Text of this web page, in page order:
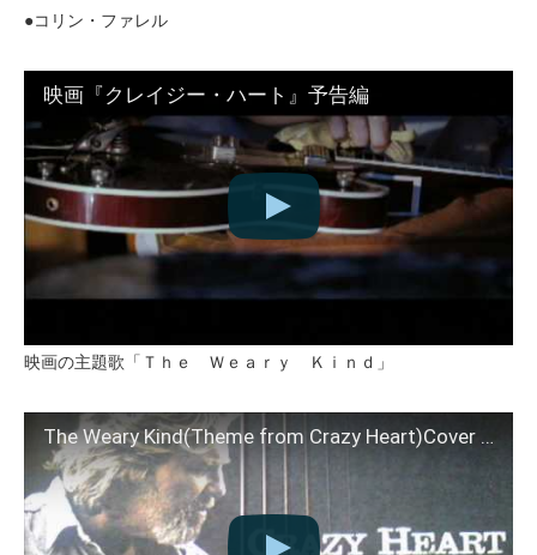
●コリン・ファレル
映画『クレイジー・ハート』予告編
映画の主題歌「Ｔｈｅ Ｗｅａｒｙ Ｋｉｎｄ」
The Weary Kind(Theme from Crazy Heart)Cover by Carrot